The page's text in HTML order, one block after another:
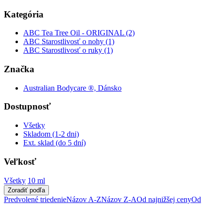
Kategória
ABC Tea Tree Oil - ORIGINAL (2)
ABC Starostlivosť o nohy (1)
ABC Starostlivosť o ruky (1)
Značka
Australian Bodycare ®, Dánsko
Dostupnosť
Všetky
Skladom (1-2 dni)
Ext. sklad (do 5 dní)
Veľkosť
Všetky 10 ml
Zoradiť podľa
Predvolené triedenieNázov A-ZNázov Z-AOd najnižšej cenyOd